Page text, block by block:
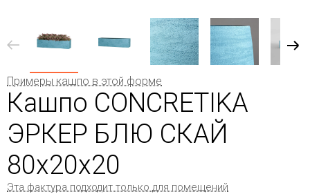
Примеры кашпо в этой форме
Кашпо CONCRETIKA
ЭРКЕР БЛЮ СКАЙ
80x20x20
Эта фактура подходит только для помещений